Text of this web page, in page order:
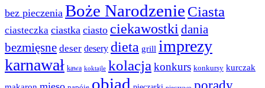
bez pieczenia Boże Narodzenie Ciasta
ciasteczka ciastka ciasto ciekawostki dania
bezmięsne deser desery dieta grill imprezy
karnawał kawa koktajle kolacja konkurs konkursy kurczak
obiad